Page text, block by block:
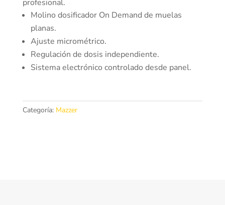
profesional.
Molino dosificador On Demand de muelas
planas.
Ajuste micrométrico.
Regulación de dosis independiente.
Sistema electrónico controlado desde panel.
Categoría: Mazzer